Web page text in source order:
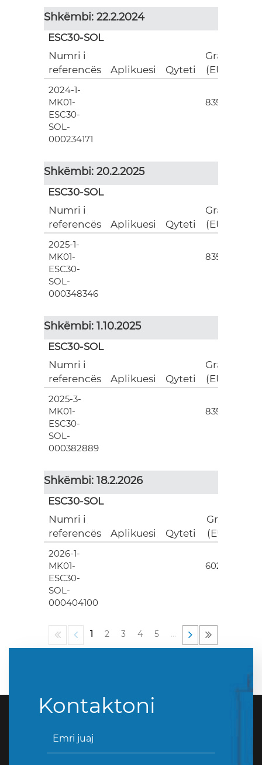
Shkëmbi: 22.2.2024
ESC30-SOL
Numri i
referencës
Aplikuesi Qyteti
Grant
(EUR)
2024-1-
MK01-
ESC30-
SOL-
000234171
835.00
Shkëmbi: 20.2.2025
ESC30-SOL
Numri i
referencës
Aplikuesi Qyteti
Grant
(EUR)
2025-1-
MK01-
ESC30-
SOL-
000348346
835.00
Shkëmbi: 1.10.2025
ESC30-SOL
Numri i
referencës
Aplikuesi Qyteti
Grant
(EUR)
2025-3-
MK01-
ESC30-
SOL-
000382889
835.00
Shkëmbi: 18.2.2026
ESC30-SOL
Numri i
referencës
Aplikuesi Qyteti
Grant
(EUR)
2026-1-
MK01-
ESC30-
SOL-
000404100
602.00
1 2 3 4 5 …
Kontaktoni